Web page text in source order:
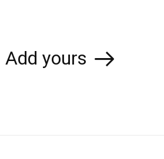
Add yours